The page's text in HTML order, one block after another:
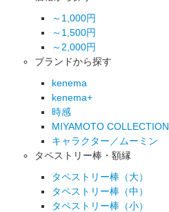
～1,000円
～1,500円
～2,000円
ブランドから探す
kenema
kenema+
時感
MIYAMOTO COLLECTION
キャラクター／ムーミン
タペストリー棒・額縁
タペストリー棒（大）
タペストリー棒（中）
タペストリー棒（小）